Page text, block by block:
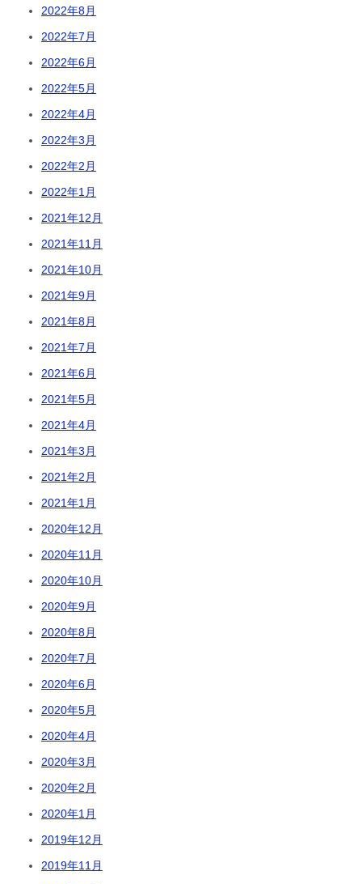
2022年8月
2022年7月
2022年6月
2022年5月
2022年4月
2022年3月
2022年2月
2022年1月
2021年12月
2021年11月
2021年10月
2021年9月
2021年8月
2021年7月
2021年6月
2021年5月
2021年4月
2021年3月
2021年2月
2021年1月
2020年12月
2020年11月
2020年10月
2020年9月
2020年8月
2020年7月
2020年6月
2020年5月
2020年4月
2020年3月
2020年2月
2020年1月
2019年12月
2019年11月